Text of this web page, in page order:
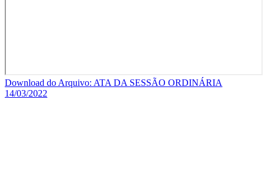
Download do Arquivo: ATA DA SESSÃO ORDINÁRIA
14/03/2022